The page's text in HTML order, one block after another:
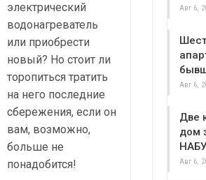
электрический
водонагреватель
или приобрести
новый? Но стоит ли
торопиться тратить
на него последние
сбережения, если он
вам, возможно,
больше не
понадобится!
Авг 6,
Авг 6,
Две
дом
Авг 6,